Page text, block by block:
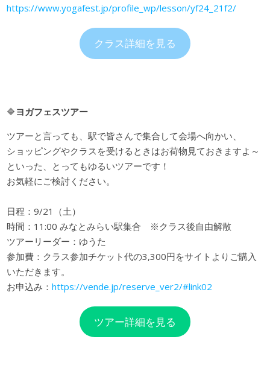
https://www.yogafest.jp/profile_wp/lesson/yf24_21f2/
クラス詳細を見る
🔷 ヨガフェスツアー
ツアーと言っても、駅で皆さんで集合して会場へ向かい、
ショッピングやクラスを受けるときはお荷物見ておきますよ～
といった、とってもゆるいツアーです！
お気軽にご検討ください。
日程：9/21（土）
時間：11:00 みなとみらい駅集合 ※クラス後自由解散
ツアーリーダー：ゆうた
参加費：クラス参加チケット代の3,300円をサイトよりご購入
いただきます。
お申込み：https://vende.jp/reserve_ver2/#link02
ツアー詳細を見る